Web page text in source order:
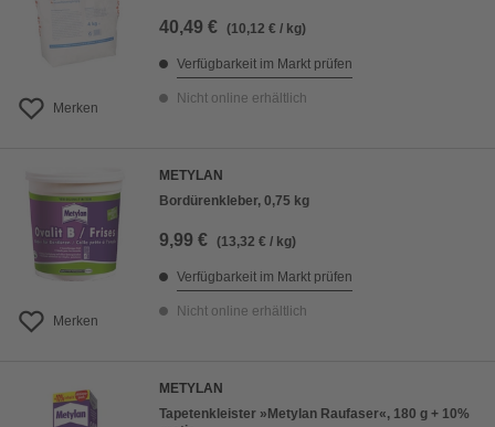
Merken
40,49 € (10,12 € / kg)
Verfügbarkeit im Markt prüfen
Nicht online erhältlich
Merken
METYLAN
Bordürenkleber, 0,75 kg
9,99 € (13,32 € / kg)
Verfügbarkeit im Markt prüfen
Nicht online erhältlich
METYLAN
Tapetenkleister »Metylan Raufaser«, 180 g + 10%